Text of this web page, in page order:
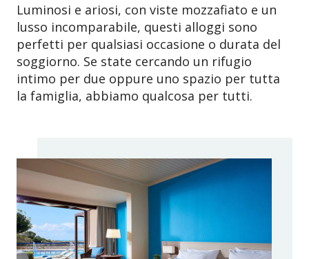
Luminosi e ariosi, con viste mozzafiato e un
lusso incomparabile, questi alloggi sono
perfetti per qualsiasi occasione o durata del
soggiorno. Se state cercando un rifugio
intimo per due oppure uno spazio per tutta
la famiglia, abbiamo qualcosa per tutti.